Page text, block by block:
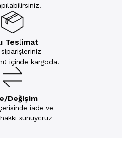
Teslimat
içinde kargoda!
Değişim
iade ve
sunuyoruz